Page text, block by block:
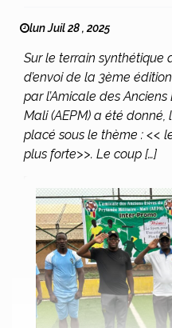
lun Juil 28 , 2025
Sur le terrain synthétique
d’envoi de la 3ème
par l’Amicale des
Mali (AEPM) a été
placé sous le thème : <<
plus forte>>. Le coup […]